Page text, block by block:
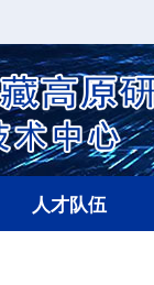
人才队伍